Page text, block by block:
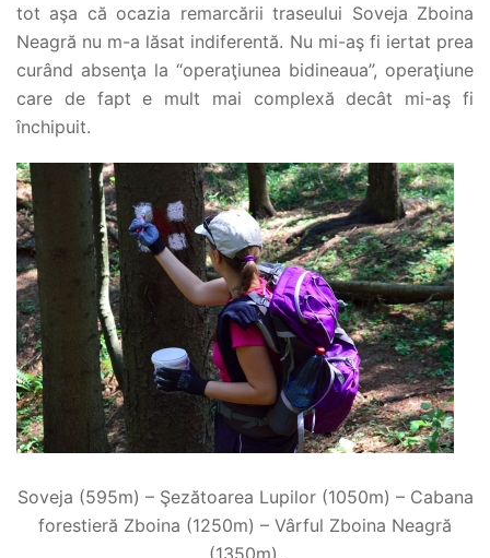
tot aşa că ocazia remarcării traseului Soveja Zboina
Neagră nu m-a lăsat indiferentă. Nu mi-aş fi iertat prea
curând absenţa la “operaţiunea bidineaua”, operaţiune
care de fapt e mult mai complexă decât mi-aş fi
închipuit.
Soveja (595m) – Şezătoarea Lupilor (1050m) – Cabana
forestieră Zboina (1250m) – Vârful Zboina Neagră
(1350m).